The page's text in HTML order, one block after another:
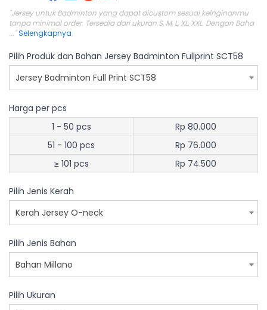
"Jersey untuk Badminton yang dapat dicustom sesuai keinginanmu
tanpa minimal order. Tersedia dari ukuran S, M, L, XL, XXL. Dengan Baha
..."Selengkapnya.
Pilih Produk dan Bahan Jersey Badminton Fullprint SCT58
Jersey Badminton Full Print SCT58
Harga per pcs
1 - 50 pcs
Rp 80.000
51 - 100 pcs
Rp 76.000
≥ 101 pcs
Rp 74.500
Pilih Jenis Kerah
Kerah Jersey O-neck
Pilih Jenis Bahan
Bahan Millano
Pilih Ukuran